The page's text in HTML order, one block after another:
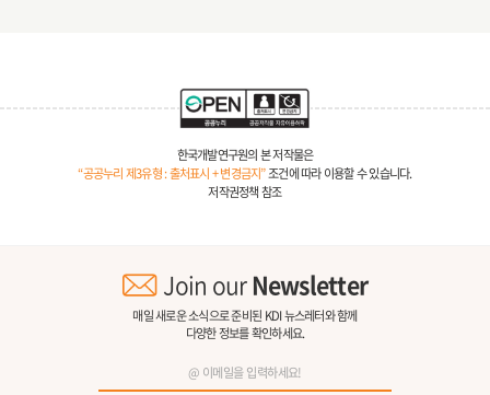
한국개발연구원의 본 저작물은
“공공누리 제3유형 : 출처표시 + 변경금지”조건에 따라 이용할 수 있습니다.
저작권정책 참조
Join ourNewsletter
매일 새로운 소식으로 준비된 KDI 뉴스레터와 함께
다양한 정보를 확인하세요.